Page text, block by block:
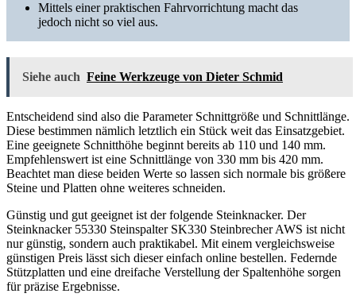
Mittels einer praktischen Fahrvorrichtung macht das
jedoch nicht so viel aus.
Siehe auch Feine Werkzeuge von Dieter Schmid
Entscheidend sind also die Parameter Schnittgröße und Schnittlänge.
Diese bestimmen nämlich letztlich ein Stück weit das Einsatzgebiet.
Eine geeignete Schnitthöhe beginnt bereits ab 110 und 140 mm.
Empfehlenswert ist eine Schnittlänge von 330 mm bis 420 mm.
Beachtet man diese beiden Werte so lassen sich normale bis größere
Steine und Platten ohne weiteres schneiden.
Günstig und gut geeignet ist der folgende Steinknacker. Der
Steinknacker 55330 Steinspalter SK330 Steinbrecher AWS ist nicht
nur günstig, sondern auch praktikabel. Mit einem vergleichsweise
günstigen Preis lässt sich dieser einfach online bestellen. Federnde
Stützplatten und eine dreifache Verstellung der Spaltenhöhe sorgen
für präzise Ergebnisse.